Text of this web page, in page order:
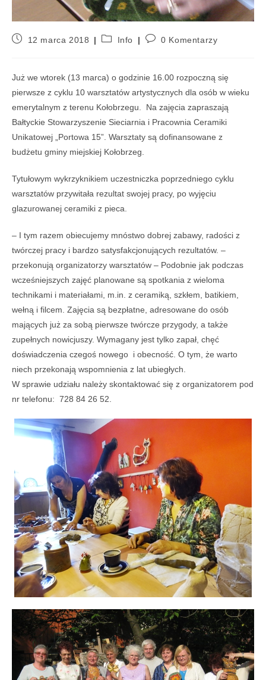
12 marca 2018 Info 0 Komentarzy
Już we wtorek (13 marca) o godzinie 16.00 rozpoczną się
pierwsze z cyklu 10 warsztatów artystycznych dla osób w wieku
emerytalnym z terenu Kołobrzegu. Na zajęcia zapraszają
Bałtyckie Stowarzyszenie Sieciarnia i Pracownia Ceramiki
Unikatowej „Portowa 15”. Warsztaty są dofinansowane z
budżetu gminy miejskiej Kołobrzeg.
Tytułowym wykrzyknikiem uczestniczka poprzedniego cyklu
warsztatów przywitała rezultat swojej pracy, po wyjęciu
glazurowanej ceramiki z pieca.
– I tym razem obiecujemy mnóstwo dobrej zabawy, radości z
twórczej pracy i bardzo satysfakcjonujących rezultatów. –
przekonują organizatorzy warsztatów – Podobnie jak podczas
wcześniejszych zajęć planowane są spotkania z wieloma
technikami i materiałami, m.in. z ceramiką, szkłem, batikiem,
wełną i filcem. Zajęcia są bezpłatne, adresowane do osób
mających już za sobą pierwsze twórcze przygody, a także
zupełnych nowicjuszy. Wymagany jest tylko zapał, chęć
doświadczenia czegoś nowego i obecność. O tym, że warto
niech przekonają wspomnienia z lat ubiegłych.
W sprawie udziału należy skontaktować się z organizatorem pod
nr telefonu: 728 84 26 52.